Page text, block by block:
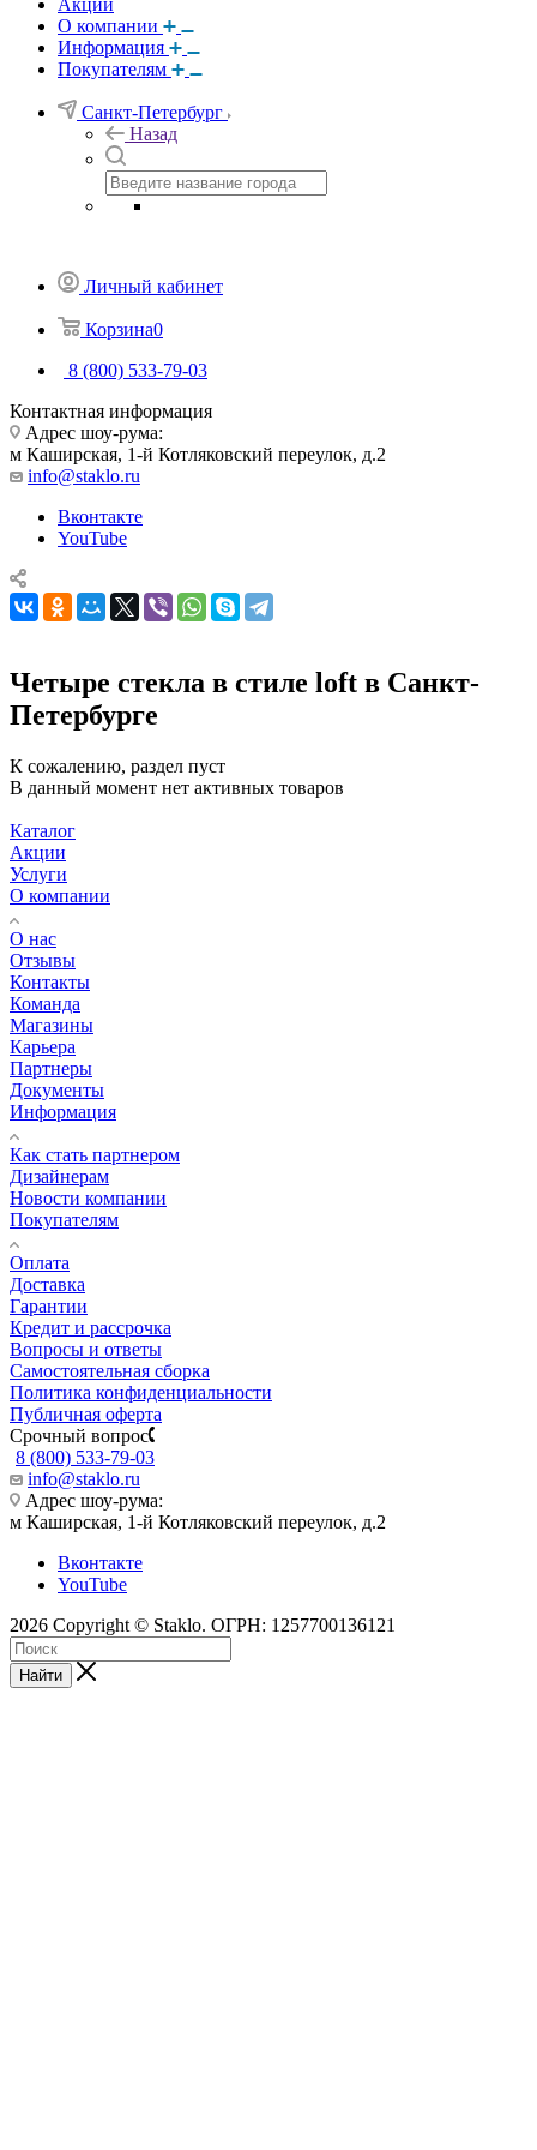
Акции
О компании
Информация
Покупателям
Санкт-Петербург
Назад
Личный кабинет
Корзина0
8 (800) 533-79-03
Контактная информация
Адрес шоу-рума:
м Каширская, 1-й Котляковский переулок, д.2
info@staklo.ru
Вконтакте
YouTube
Четыре стекла в стиле loft в Санкт-
Петербурге
К сожалению, раздел пуст
В данный момент нет активных товаров
Каталог
Акции
Услуги
О компании
О нас
Отзывы
Контакты
Команда
Магазины
Карьера
Партнеры
Документы
Информация
Как стать партнером
Дизайнерам
Новости компании
Покупателям
Оплата
Доставка
Гарантии
Кредит и рассрочка
Вопросы и ответы
Самостоятельная сборка
Политика конфиденциальности
Публичная оферта
Срочный вопрос
8 (800) 533-79-03
info@staklo.ru
Адрес шоу-рума:
м Каширская, 1-й Котляковский переулок, д.2
Вконтакте
YouTube
2026 Copyright © Staklo. ОГРН: 1257700136121
Найти